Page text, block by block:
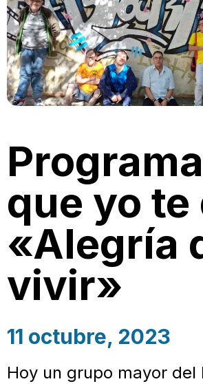
que yo te
«Alegría
vivir»
11 octubre, 2023
Hoy un grupo mayor del